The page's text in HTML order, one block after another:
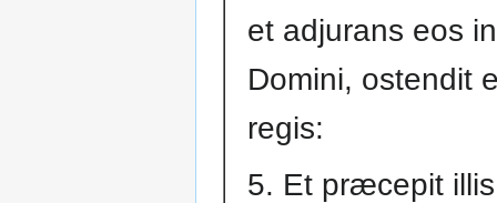
et adjurans eos
Domini, ostendit
regis:
5. Et præcepit